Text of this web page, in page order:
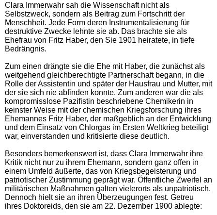
Clara Immerwahr sah die Wissenschaft nicht als
Selbstzweck, sondern als Beitrag zum Fortschritt der
Menschheit. Jede Form deren Instrumentalisierung für
destruktive Zwecke lehnte sie ab. Das brachte sie als
Ehefrau von Fritz Haber, den Sie 1901 heiratete, in tiefe
Bedrängnis.
Zum einen drängte sie die Ehe mit Haber, die zunächst als
weitgehend gleichberechtigte Partnerschaft begann, in die
Rolle der Assistentin und später der Hausfrau und Mutter, mit
der sie sich nie abfinden konnte. Zum anderen war die als
kompromisslose Pazifistin beschriebene Chemikerin in
keinster Weise mit der chemischen Kriegsforschung ihres
Ehemannes Fritz Haber, der maßgeblich an der Entwicklung
und dem Einsatz von Chlorgas im Ersten Weltkrieg beteiligt
war, einverstanden und kritisierte diese deutlich.
Besonders bemerkenswert ist, dass Clara Immerwahr ihre
Kritik nicht nur zu ihrem Ehemann, sondern ganz offen in
einem Umfeld äußerte, das von Kriegsbegeisterung und
patriotischer Zustimmung geprägt war. Öffentliche Zweifel an
militärischen Maßnahmen galten vielerorts als unpatriotisch.
Dennoch hielt sie an ihren Überzeugungen fest. Getreu
ihres Doktoreids, den sie am 22. Dezember 1900 ablegte: